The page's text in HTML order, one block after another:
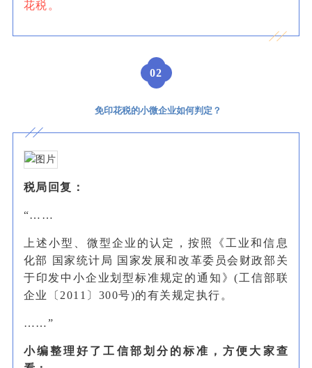
花税。
02
免印花税的小微企业如何判定？
税局回复：
“……
上述小型、微型企业的认定，按照《工业和信息
化部 国家统计局 国家发展和改革委员会财政部关
于印发中小企业划型标准规定的通知》(工信部联
企业〔2011〕300号)的有关规定执行。
……”
小编整理好了工信部划分的标准，方便大家查